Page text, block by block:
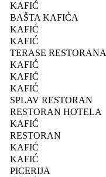
KAFIĆ
BAŠTA KAFIĆA
KAFIĆ
KAFIĆ
TERASE RESTORANA
KAFIĆ
KAFIĆ
KAFIĆ
SPLAV RESTORAN
RESTORAN HOTELA
KAFIĆ
RESTORAN
KAFIĆ
KAFIĆ
PICERIJA